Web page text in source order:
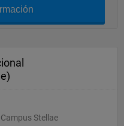
Stellae